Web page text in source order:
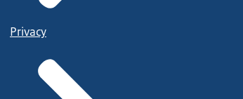
Privacy